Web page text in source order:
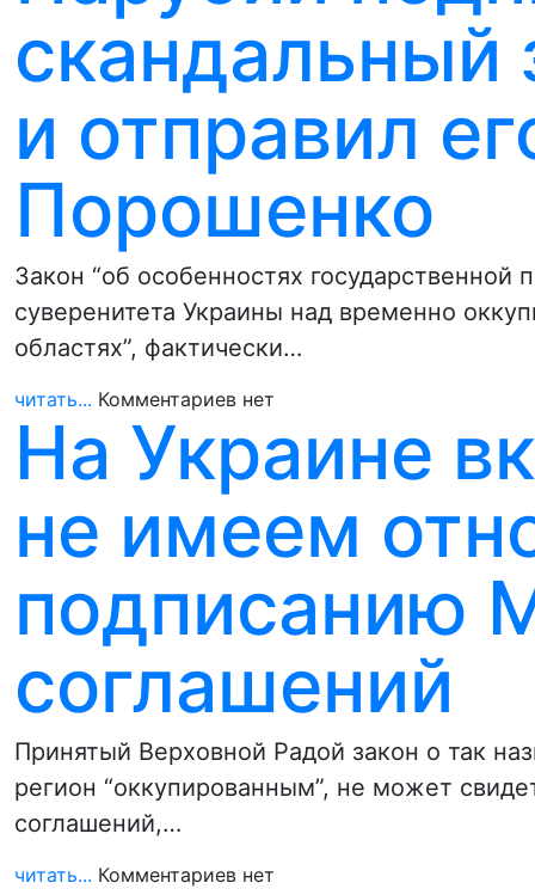
скандальный
и отправил
Порошенко
Закон “об особенностях государственной
суверенитета Украины над временно
областях”, фактически…
читать... Комментариев нет
На Украине
не имеем
подписанию
соглашений
Принятый Верховной Радой закон о так
регион “оккупированным”, не может
соглашений,…
читать... Комментариев нет